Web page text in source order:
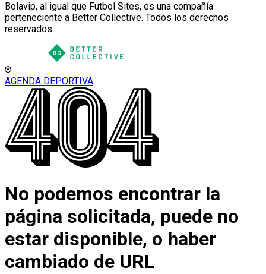
Bolavip, al igual que Futbol Sites, es una compañía
perteneciente a Better Collective. Todos los derechos
reservados
AGENDA DEPORTIVA
No podemos encontrar la
página solicitada, puede no
estar disponible, o haber
cambiado de URL